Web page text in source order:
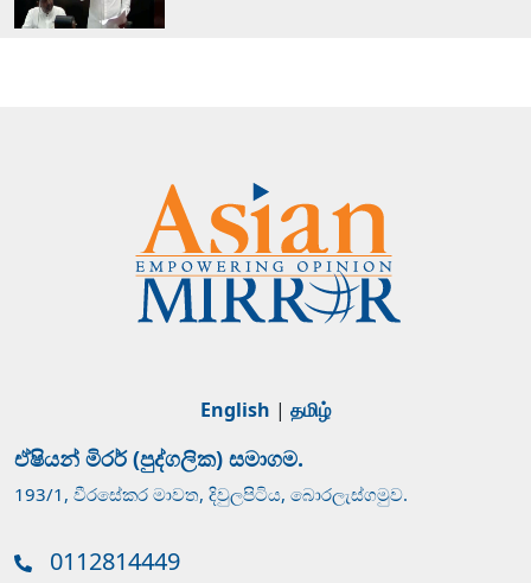
English | தமிழ்
ඒෂියන් මිරර් (පුද්ගලික) සමාගම.
193/1, වීරසේකර මාවත, දිවුලපිටිය, බොරලැස්ගමුව.
0112814449